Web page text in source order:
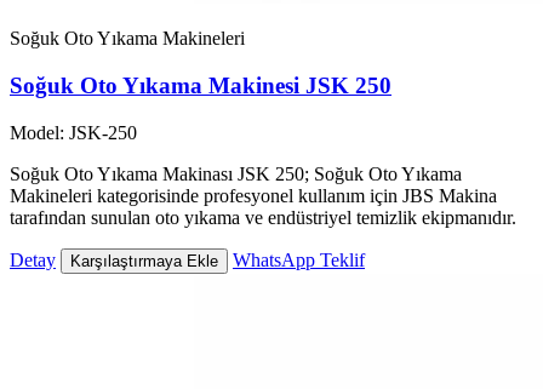
Soğuk Oto Yıkama Makineleri
Soğuk Oto Yıkama Makinesi JSK 250
Model: JSK-250
Soğuk Oto Yıkama Makinası JSK 250; Soğuk Oto Yıkama
Makineleri kategorisinde profesyonel kullanım için JBS Makina
tarafından sunulan oto yıkama ve endüstriyel temizlik ekipmanıdır.
Detay Karşılaştırmaya Ekle WhatsApp Teklif